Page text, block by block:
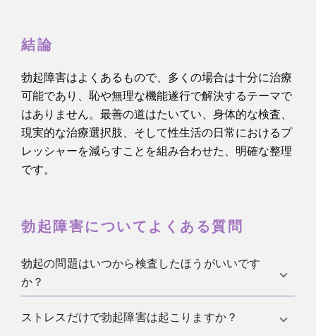
結論
勃起障害はよくあるもので、多くの場合は十分に治療
可能であり、恥や無理な機能遂行で解決するテーマで
はありません。最善の道はたいてい、身体的な検査、
現実的な治療選択肢、そして性生活の日常におけるプ
レッシャーを減らすことを組み合わせた、明確な整理
です。
勃起障害についてよくある質問
勃起の問題はいつから検査したほうがいいです
か？
繰り返し起こる、何週間も続く、明らかに増える、
ストレスだけで勃起障害は起こりますか？